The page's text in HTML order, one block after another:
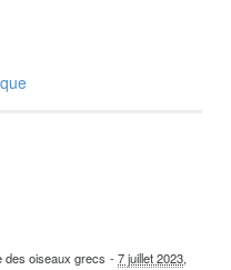
des oiseaux grecs -7 juillet 2023,